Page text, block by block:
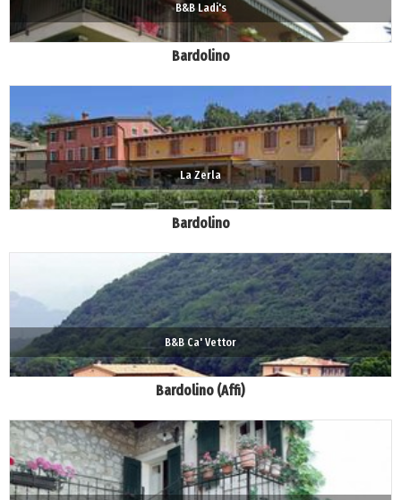
B&B Ladi's
Bardolino
La Zerla
Bardolino
B&B Ca' Vettor
Bardolino (Affi)